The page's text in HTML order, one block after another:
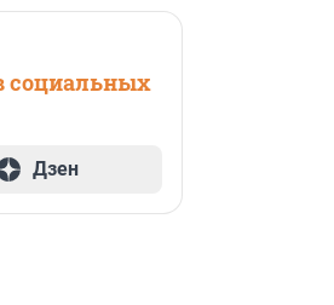
социальных
Дзен